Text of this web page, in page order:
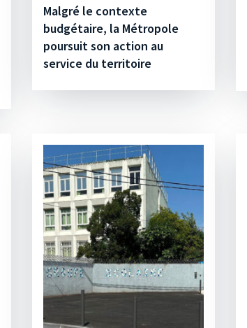
Malgré le contexte
budgétaire, la Métropole
poursuit son action au
service du territoire